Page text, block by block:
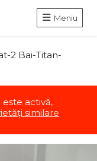
Meniu
2 Bai-Titan-
activă,
similare